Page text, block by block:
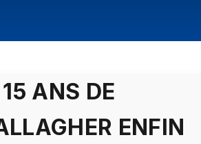
ANS DE
ENFIN